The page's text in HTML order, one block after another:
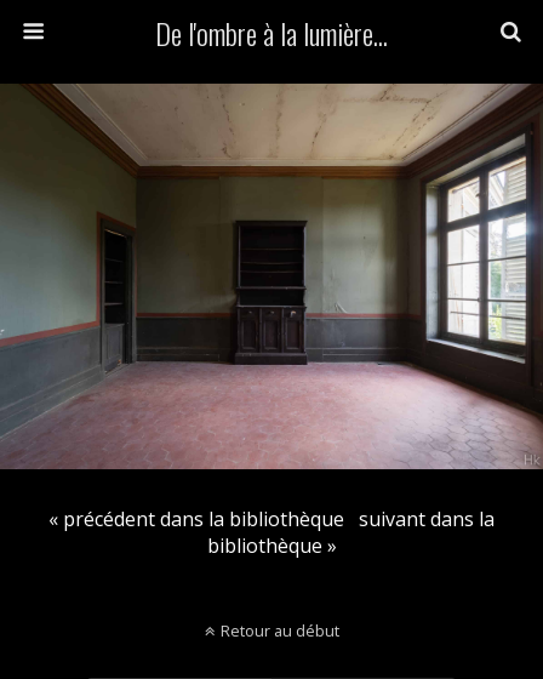
De l'ombre à la lumière...
« précédent dans la bibliothèque suivant dans la
bibliothèque »
Retour au début